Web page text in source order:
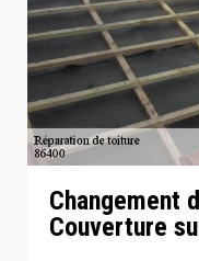
Changement
Couverture